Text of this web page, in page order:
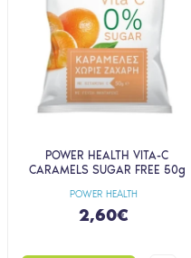
POWER HEALTH
POWER HEALTH VITA-C
CARAMELS SUGAR FREE 50g
2,60€